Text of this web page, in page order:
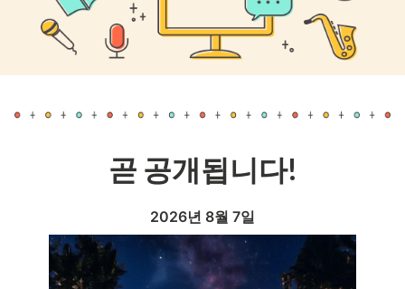
곧 공개됩니다!
2026년 8월 7일